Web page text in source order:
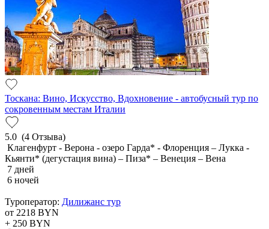
Тоскана: Вино, Искусство, Вдохновение - автобусный тур по
сокровенным местам Италии
5.0 (4 Отзыва)
Клагенфурт - Верона - озеро Гарда* - Флоренция – Лукка -
Кьянти* (дегустация вина) – Пиза* – Венеция – Вена
7 дней
6 ночей
Туроператор: Дилижанс тур
от 2218 BYN
+ 250 BYN